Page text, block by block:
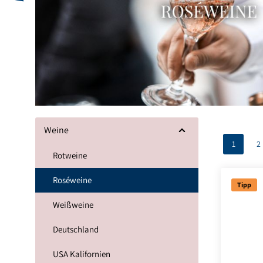
Weine
Rotweine
Roséweine
Weißweine
Deutschland
USA Kalifornien
Seite
1 2
Tipp